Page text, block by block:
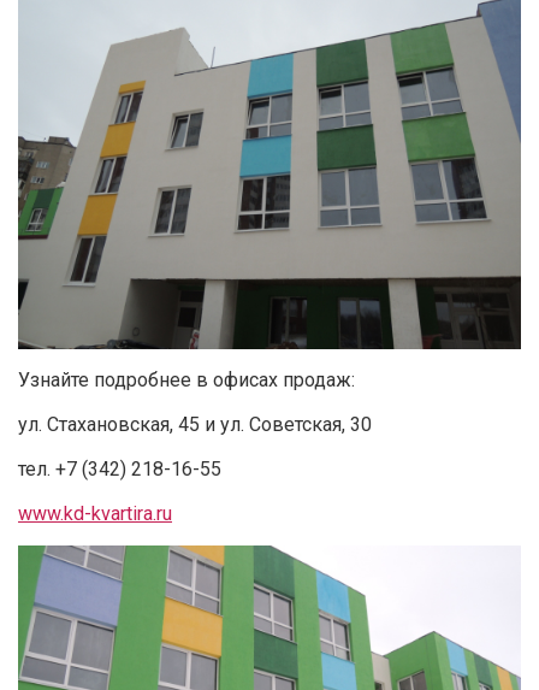
Узнайте подробнее в офисах продаж:
ул. Стахановская, 45 и ул. Советская, 30
тел. +7 (342) 218-16-55
www.kd-kvartira.ru